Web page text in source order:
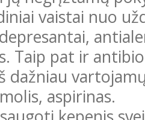
vaistai nuo
Taip pat ir
dažniau
aspirinas.